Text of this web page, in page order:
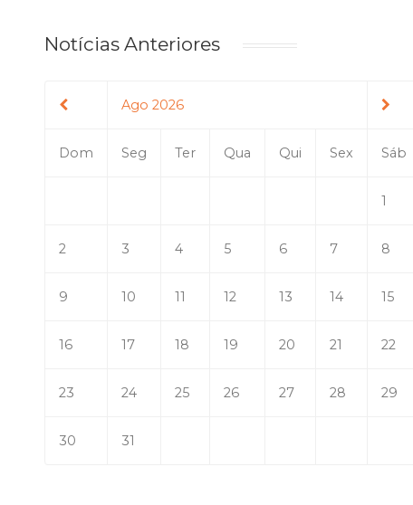
Notícias Anteriores
Ago 2026
Dom Seg Ter Qua Qui Sex Sáb
1
2 3 4 5 6 7 8
9 10 11 12 13 14 15
16 17 18 19 20 21 22
23 24 25 26 27 28 29
30 31